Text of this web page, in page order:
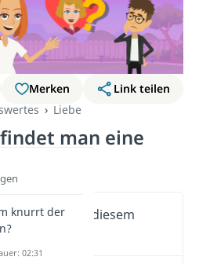
Merken
Link teilen
Liebe
man eine
Inhalte in diesem
knurrt der
02:31